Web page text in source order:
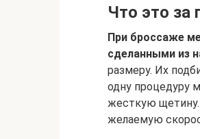
Что это за
При броссаже
сделанными из
размеру. Их
одну процедуру
жесткую
желаемую